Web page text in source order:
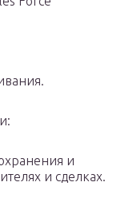
и
и сделках.